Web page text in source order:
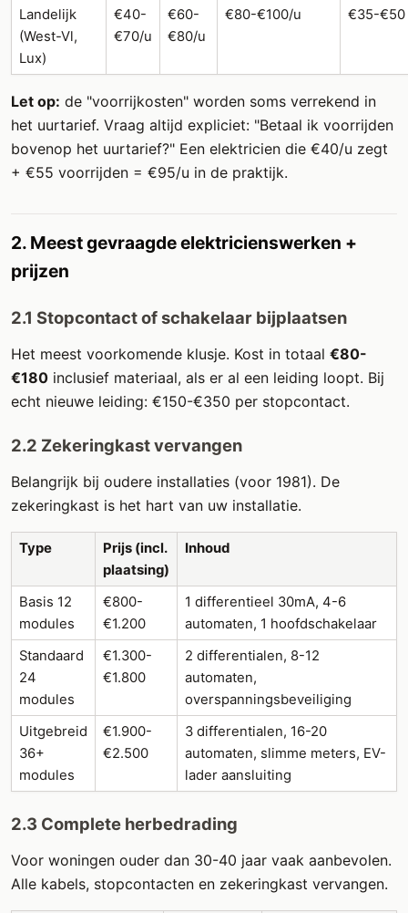
Landelijk
(West-Vl,
Lux)
€40-
€70/u
€60-
€80/u
€80-€100/u €35-€50
Let op: de "voorrijkosten" worden soms verrekend in
het uurtarief. Vraag altijd expliciet: "Betaal ik voorrijden
bovenop het uurtarief?" Een elektricien die €40/u zegt
+ €55 voorrijden = €95/u in de praktijk.
2. Meest gevraagde elektricienswerken +
prijzen
2.1 Stopcontact of schakelaar bijplaatsen
Het meest voorkomende klusje. Kost in totaal €80-
€180 inclusief materiaal, als er al een leiding loopt. Bij
echt nieuwe leiding: €150-€350 per stopcontact.
2.2 Zekeringkast vervangen
Belangrijk bij oudere installaties (voor 1981). De
zekeringkast is het hart van uw installatie.
Type
Prijs (incl.
plaatsing)
Inhoud
Basis 12
modules
€800-
€1.200
1 differentieel 30mA, 4-6
automaten, 1 hoofdschakelaar
Standaard
24
modules
€1.300-
€1.800
2 differentialen, 8-12
automaten,
overspanningsbeveiliging
Uitgebreid
36+
modules
€1.900-
€2.500
3 differentialen, 16-20
automaten, slimme meters, EV-
lader aansluiting
2.3 Complete herbedrading
Voor woningen ouder dan 30-40 jaar vaak aanbevolen.
Alle kabels, stopcontacten en zekeringkast vervangen.